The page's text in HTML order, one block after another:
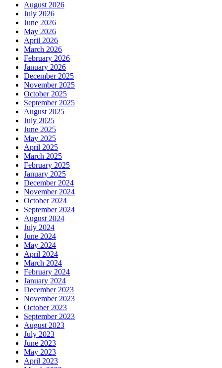
August 2026
July 2026
June 2026
May 2026
April 2026
March 2026
February 2026
January 2026
December 2025
November 2025
October 2025
September 2025
August 2025
July 2025
June 2025
May 2025
April 2025
March 2025
February 2025
January 2025
December 2024
November 2024
October 2024
September 2024
August 2024
July 2024
June 2024
May 2024
April 2024
March 2024
February 2024
January 2024
December 2023
November 2023
October 2023
September 2023
August 2023
July 2023
June 2023
May 2023
April 2023